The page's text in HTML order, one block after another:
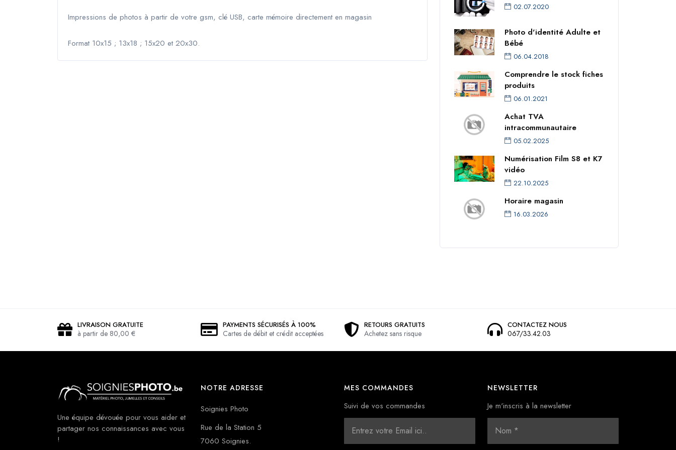
Impressions de photos à partir de votre gsm, clé USB, carte mémoire directement en magasin
Format 10x15 ; 13x18 ; 15x20 et 20x30.
02.07.2020
Photo d'identité Adulte et
Bébé
06.04.2018
Comprendre le stock fiches
produits
06.01.2021
Achat TVA
intracommunautaire
05.02.2025
Numérisation Film S8 et K7
vidéo
22.10.2025
Horaire magasin
16.03.2026
LIVRAISON GRATUITE
à partir de 80,00 €
PAYMENTS SÉCURISÉS À 100%
Cartes de débit et crédit acceptées
RETOURS GRATUITS
Achetez sans risque
CONTACTEZ NOUS
067/33.42.03
Une équipe dévouée pour vous aider et
partager nos connaissances avec vous
!
NOTRE ADRESSE
Soignies Photo
Rue de la Station 5
7060 Soignies.
MES COMMANDES
Suivi de vos commandes
NEWSLETTER
Je m'inscris à la newsletter